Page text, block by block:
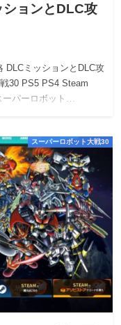
ションとDLC攻
DLCミッションとDLC攻
30 PS5 PS4 Steam
ーパーロボット…
スーパーロボット大戦30